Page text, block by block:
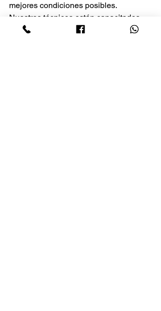
mejores condiciones posibles.
Nuestros técnicos están capacitados
para realizar revisiones completas y